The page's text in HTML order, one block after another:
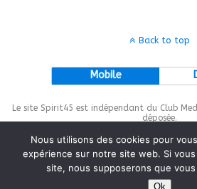
Back to top
Mobile
Le site Spirit45 est indépendant du Club
déposée.
This site is protected bywp-
Nous utilisons des cookies pour
expérience sur notre site web. Si
site, nous supposerons que
Ok